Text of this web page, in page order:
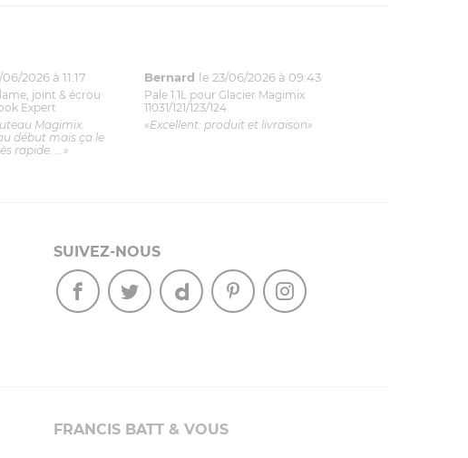
2026 à 11:17
joint & écrou
Expert
Magimix.
début mais ça le
rapide. ...»
Bernard le 23/06/2026 à 09:43
Pale 1.1L pour Glacier Magimix
11031/121/123/124
«Excellent: produit et livraison»
SUIVEZ-NOUS
FRANCIS BATT & VOUS